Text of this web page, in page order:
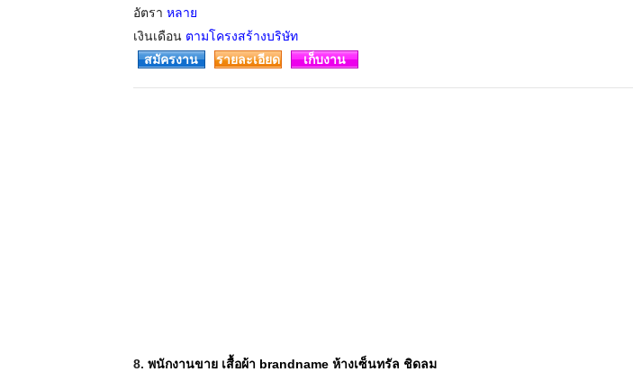
อัตรา หลาย
เงินเดือน ตามโครงสร้างบริษัท
สมัครงาน รายละเอียด เก็บงาน
8. พนักงานขาย เสื้อผ้า brandname ห้างเซ็นทรัล ชิดลม